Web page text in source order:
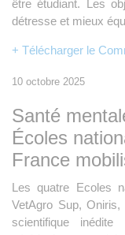
être étudiant. Les
détresse et mieux
+ Télécharger le
10 octobre 2025
Santé
Écoles
France
Les quatre Ecoles
VetAgro Sup, Oniris,
scientifique